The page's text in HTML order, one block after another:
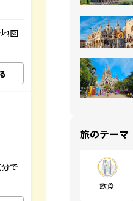
図
で
旅のテーマ
飲食